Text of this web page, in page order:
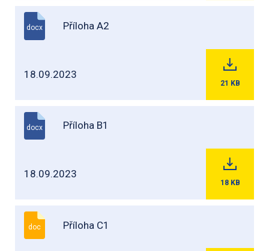
docx Příloha A2
18.09.2023
21 KB
docx Příloha B1
18.09.2023
18 KB
doc Příloha C1